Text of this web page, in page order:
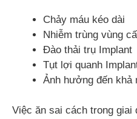
Chảy máu kéo dài
Nhiễm trùng vùng
Đào thải trụ Implant
Tụt lợi quanh
Ảnh hưởng đến
Việc ăn sai cách trong giai